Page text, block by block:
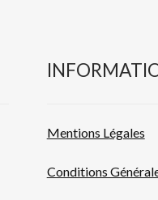
Mentions Légales
Conditions